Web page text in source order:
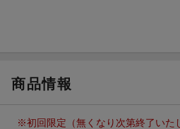
商品情報
※初回限定（無くなり次第終了いた